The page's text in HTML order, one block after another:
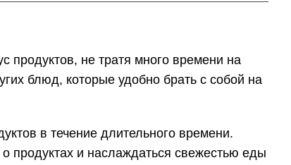
продуктов, не тратя много времени на
блюд, которые удобно брать с собой на
в течение длительного времени.
продуктах и наслаждаться свежестью еды